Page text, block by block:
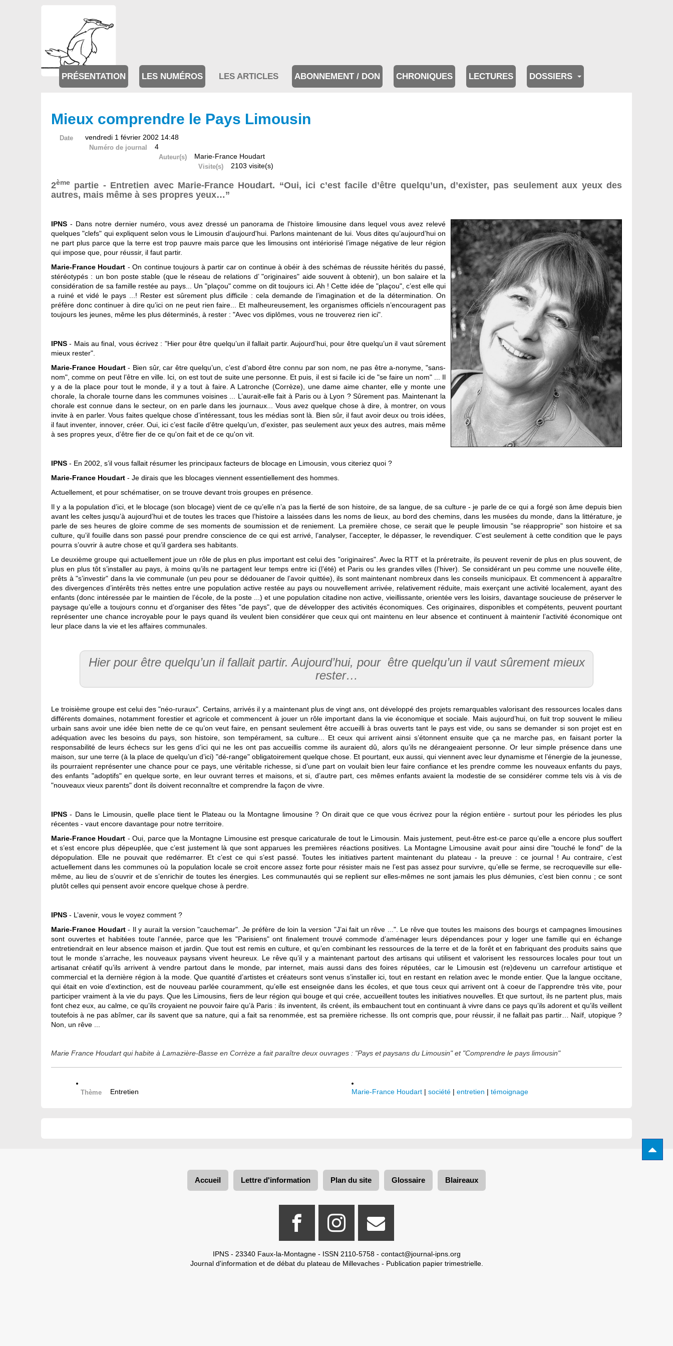
PRÉSENTATION LES NUMÉROS LES ARTICLES ABONNEMENT / DON CHRONIQUES LECTURES DOSSIERS
Mieux comprendre le Pays Limousin
Date vendredi 1 février 2002 14:48
Numéro de journal 4
Auteur(s) Marie-France Houdart
Visite(s) 2103 visite(s)
2ème partie - Entretien avec Marie-France Houdart. “Oui, ici c’est facile d’être quelqu’un, d’exister, pas seulement aux yeux des
autres, mais même à ses propres yeux…”
IPNS - Dans notre dernier numéro, vous avez dressé un panorama de l'histoire limousine dans lequel vous avez relevé
quelques "clefs" qui expliquent selon vous le Limousin d'aujourd'hui. Parlons maintenant de lui. Vous dites qu’aujourd’hui on
ne part plus parce que la terre est trop pauvre mais parce que les limousins ont intériorisé l’image négative de leur région
qui impose que, pour réussir, il faut partir.
Marie-France Houdart - On continue toujours à partir car on continue à obéir à des schémas de réussite hérités du passé,
stéréotypés : un bon poste stable (que le réseau de relations d’ "originaires" aide souvent à obtenir), un bon salaire et la
considération de sa famille restée au pays... Un "plaçou" comme on dit toujours ici. Ah ! Cette idée de "plaçou", c’est elle qui
a ruiné et vidé le pays ...! Rester est sûrement plus difficile : cela demande de l’imagination et de la détermination. On
préfère donc continuer à dire qu’ici on ne peut rien faire... Et malheureusement, les organismes officiels n’encouragent pas
toujours les jeunes, même les plus déterminés, à rester : "Avec vos diplômes, vous ne trouverez rien ici".
IPNS - Mais au final, vous écrivez : "Hier pour être quelqu’un il fallait partir. Aujourd’hui, pour être quelqu’un il vaut sûrement
mieux rester".
Marie-France Houdart- Bien sûr, car être quelqu’un, c’est d’abord être connu par son nom, ne pas être a-nonyme, "sans-
nom", comme on peut l’être en ville. Ici, on est tout de suite une personne. Et puis, il est si facile ici de "se faire un nom" ... Il
y a de la place pour tout le monde, il y a tout à faire. A Latronche (Corrèze), une dame aime chanter, elle y monte une
chorale, la chorale tourne dans les communes voisines ... L’aurait-elle fait à Paris ou à Lyon ? Sûrement pas. Maintenant la
chorale est connue dans le secteur, on en parle dans les journaux... Vous avez quelque chose à dire, à montrer, on vous
invite à en parler. Vous faites quelque chose d’intéressant, tous les médias sont là. Bien sûr, il faut avoir deux ou trois idées,
il faut inventer, innover, créer. Oui, ici c’est facile d’être quelqu’un, d’exister, pas seulement aux yeux des autres, mais même
à ses propres yeux, d’être fier de ce qu'on fait et de ce qu'on vit.
IPNS - En 2002, s’il vous fallait résumer les principaux facteurs de blocage en Limousin, vous citeriez quoi ?
Marie-France Houdart - Je dirais que les blocages viennent essentiellement des hommes.
Actuellement, et pour schématiser, on se trouve devant trois groupes en présence.
Il y a la population d’ici, et le blocage (son blocage) vient de ce qu’elle n’a pas la fierté de son histoire, de sa langue, de sa culture - je parle de ce qui a forgé son âme depuis bien
avant les celtes jusqu’à aujourd’hui et de toutes les traces que l’histoire a laissées dans les noms de lieux, au bord des chemins, dans les musées du monde, dans la littérature, je
parle de ses heures de gloire comme de ses moments de soumission et de reniement. La première chose, ce serait que le peuple limousin "se réapproprie" son histoire et sa
culture, qu’il fouille dans son passé pour prendre conscience de ce qui est arrivé, l’analyser, l’accepter, le dépasser, le revendiquer. C’est seulement à cette condition que le pays
pourra s’ouvrir à autre chose et qu’il gardera ses habitants.
Le deuxième groupe qui actuellement joue un rôle de plus en plus important est celui des "originaires". Avec la RTT et la préretraite, ils peuvent revenir de plus en plus souvent, de
plus en plus tôt s’installer au pays, à moins qu’ils ne partagent leur temps entre ici (l’été) et Paris ou les grandes villes (l’hiver). Se considérant un peu comme une nouvelle élite,
prêts à "s’investir" dans la vie communale (un peu pour se dédouaner de l’avoir quittée), ils sont maintenant nombreux dans les conseils municipaux. Et commencent à apparaître
des divergences d’intérêts très nettes entre une population active restée au pays ou nouvellement arrivée, relativement réduite, mais exerçant une activité localement, ayant des
enfants (donc intéressée par le maintien de l’école, de la poste ...) et une population citadine non active, vieillissante, orientée vers les loisirs, davantage soucieuse de préserver le
paysage qu’elle a toujours connu et d’organiser des fêtes "de pays", que de développer des activités économiques. Ces originaires, disponibles et compétents, peuvent pourtant
représenter une chance incroyable pour le pays quand ils veulent bien considérer que ceux qui ont maintenu en leur absence et continuent à maintenir l’activité économique ont
leur place dans la vie et les affaires communales.
Hier pour être quelqu’un il fallait partir. Aujourd’hui, pour être quelqu’un il vaut sûrement mieux
rester…
Le troisième groupe est celui des "néo-ruraux". Certains, arrivés il y a maintenant plus de vingt ans, ont développé des projets remarquables valorisant des ressources locales dans
différents domaines, notamment forestier et agricole et commencent à jouer un rôle important dans la vie économique et sociale. Mais aujourd’hui, on fuit trop souvent le milieu
urbain sans avoir une idée bien nette de ce qu’on veut faire, en pensant seulement être accueilli à bras ouverts tant le pays est vide, ou sans se demander si son projet est en
adéquation avec les besoins du pays, son histoire, son tempérament, sa culture... Et ceux qui arrivent ainsi s’étonnent ensuite que ça ne marche pas, en faisant porter la
responsabilité de leurs échecs sur les gens d’ici qui ne les ont pas accueillis comme ils auraient dû, alors qu’ils ne dérangeaient personne. Or leur simple présence dans une
maison, sur une terre (à la place de quelqu’un d’ici) "dé-range" obligatoirement quelque chose. Et pourtant, eux aussi, qui viennent avec leur dynamisme et l’énergie de la jeunesse,
ils pourraient représenter une chance pour ce pays, une véritable richesse, si d’une part on voulait bien leur faire confiance et les prendre comme les nouveaux enfants du pays,
des enfants "adoptifs" en quelque sorte, en leur ouvrant terres et maisons, et si, d’autre part, ces mêmes enfants avaient la modestie de se considérer comme tels vis à vis de
"nouveaux vieux parents" dont ils doivent reconnaître et comprendre la façon de vivre.
IPNS - Dans le Limousin, quelle place tient le Plateau ou la Montagne limousine ? On dirait que ce que vous écrivez pour la région entière - surtout pour les périodes les plus
récentes - vaut encore davantage pour notre territoire.
Marie-France Houdart - Oui, parce que la Montagne Limousine est presque caricaturale de tout le Limousin. Mais justement, peut-être est-ce parce qu’elle a encore plus souffert
et s’est encore plus dépeuplée, que c’est justement là que sont apparues les premières réactions positives. La Montagne Limousine avait pour ainsi dire "touché le fond" de la
dépopulation. Elle ne pouvait que redémarrer. Et c’est ce qui s’est passé. Toutes les initiatives partent maintenant du plateau - la preuve : ce journal ! Au contraire, c’est
actuellement dans les communes où la population locale se croit encore assez forte pour résister mais ne l’est pas assez pour survivre, qu’elle se ferme, se recroqueville sur elle-
même, au lieu de s’ouvrir et de s’enrichir de toutes les énergies. Les communautés qui se replient sur elles-mêmes ne sont jamais les plus démunies, c’est bien connu ; ce sont
plutôt celles qui pensent avoir encore quelque chose à perdre.
IPNS - L’avenir, vous le voyez comment ?
Marie-France Houdart- Il y aurait la version "cauchemar". Je préfère de loin la version "J’ai fait un rêve ...". Le rêve que toutes les maisons des bourgs et campagnes limousines
sont ouvertes et habitées toute l’année, parce que les "Parisiens" ont finalement trouvé commode d’aménager leurs dépendances pour y loger une famille qui en échange
entretiendrait en leur absence maison et jardin. Que tout est remis en culture, et qu’en combinant les ressources de la terre et de la forêt et en fabriquant des produits sains que
tout le monde s’arrache, les nouveaux paysans vivent heureux. Le rêve qu’il y a maintenant partout des artisans qui utilisent et valorisent les ressources locales pour tout un
artisanat créatif qu’ils arrivent à vendre partout dans le monde, par internet, mais aussi dans des foires réputées, car le Limousin est (re)devenu un carrefour artistique et
commercial et la dernière région à la mode. Que quantité d’artistes et créateurs sont venus s’installer ici, tout en restant en relation avec le monde entier. Que la langue occitane,
qui était en voie d’extinction, est de nouveau parlée couramment, qu’elle est enseignée dans les écoles, et que tous ceux qui arrivent ont à coeur de l’apprendre très vite, pour
participer vraiment à la vie du pays. Que les Limousins, fiers de leur région qui bouge et qui crée, accueillent toutes les initiatives nouvelles. Et que surtout, ils ne partent plus, mais
font chez eux, au calme, ce qu’ils croyaient ne pouvoir faire qu’à Paris : ils inventent, ils créent, ils embauchent tout en continuant à vivre dans ce pays qu’ils adorent et qu’ils veillent
toutefois à ne pas abîmer, car ils savent que sa nature, qui a fait sa renommée, est sa première richesse. Ils ont compris que, pour réussir, il ne fallait pas partir… Naïf, utopique ?
Non, un rêve ...
Marie France Houdart qui habite à Lamazière-Basse en Corrèze a fait paraître deux ouvrages : "Pays et paysans du Limousin" et "Comprendre le pays limousin"
Thème Entretien Marie-France Houdart | société | entretien | témoignage
Accueil Lettre d'information Plan du site Glossaire Blaireaux
IPNS - 23340 Faux-la-Montagne - ISSN 2110-5758 - contact@journal-ipns.org
Journal d'information et de débat du plateau de Millevaches - Publication papier trimestrielle.